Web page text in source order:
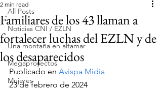
All Posts
Noticias CNI / EZLN
Una montaña en altamar
Megaproyectos
Mujeres
Familiares de los 43 llaman a
fortalecer luchas del EZLN y de
los desaparecidos
2 min read
Publicado en Avispa Midia
23 de febrero de 2024